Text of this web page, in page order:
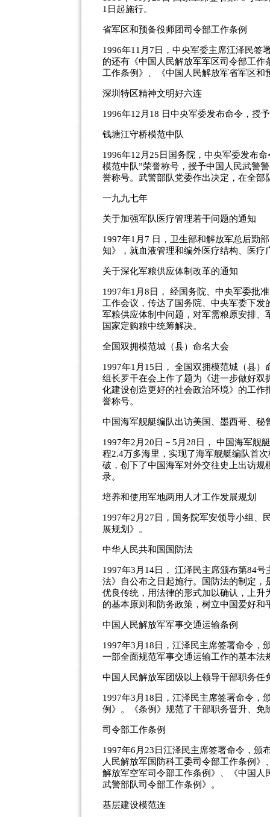
1日起施行。
省军区和预备役师团司令部工作条例
1996年11月7日，中央军委主席江泽民签
的还有《中国人民解放军军区司令部工
工作条例》、《中国人民解放军省军区和
深圳特区精神文明好六连
1996年12月18 日中央军委发布命令，授
钱塘江守桥模范中队
1996年12月25日国务院，中央军委发布
模范中队”荣誉称号，授予中国人民武警
誉称号。武警部队党委作出决定，在全
一九九七年
关于加强军队医疗管理若干问题的通知
1997年1月7 日，卫生部和解放军总后勤
知》，就血液管理和编外医疗结构、医疗
关于深化军粮供应体制改革的通知
1997年1月8日， 经国务院、中央军委批
工作会议，传达了国务院、中央军委下
军粮供应体制中问题，对军需粮原安排
国家定购粮中统筹解决。
全国双拥模范城（县）命名大会
1997年1月15日， 全国双拥模范城（县
组长罗干在会上作了题为《进一步做好
化建设创造更好的社会政治环境》的工
誉称号。
中国海军舰艇编队出访美国、墨西哥、秘
1997年2月20日－5月28日， 中国海军舰
程2.4万多海里，实现了海军舰艇编队首
破，创下了中国海军对外交往史上出访
录。
培养和使用军地两用人才工作发展规划
1997年2月27日，国务院军安领导小组、
展规划》。
中华人民共和国国防法
1997年3月14日， 江泽民主席颁布第84
法》自公布之日起施行。国防法的制定
优良传统，用法律的形式加以确认，上
的基本原则和防务政策，树立中国爱好和
中国人民解放军军事交通运输条例
1997年3月18日，江泽民主席签署命令，
一部全面规范军事交通运输工作的基本法
中国人民解放军团级以上领导干部职务任
1997年3月18日，江泽民主席签署命令，
例》。《条例》规范了干部职务晋升、
司令部工作条例
1997年6月23日江泽民主席签署命令，颁
人民解放军国防科工委司令部工作条例
解放军空军司令部工作条例》、《中国
武警部队司令部工作条例》。
基层建设模范连